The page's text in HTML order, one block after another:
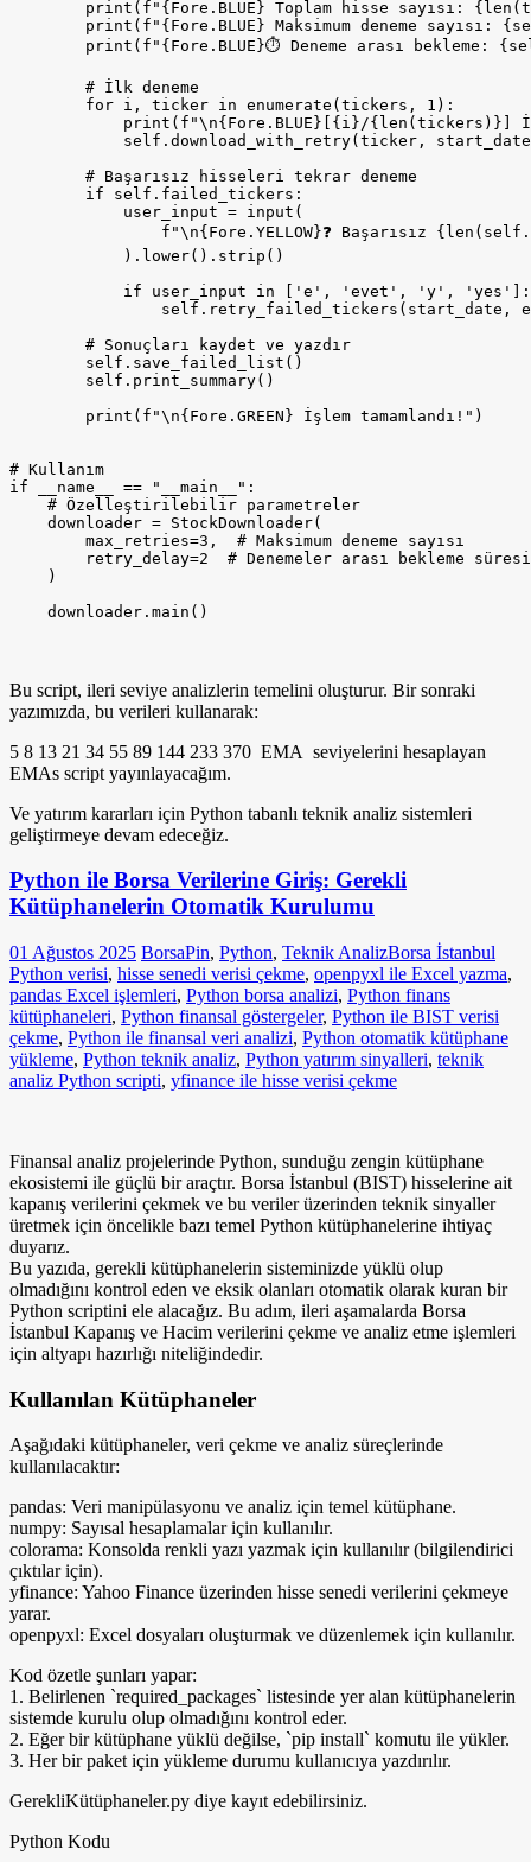
Bu script, ileri seviye analizlerin temelini oluşturur. Bir sonraki
yazımızda, bu verileri kullanarak:
5 8 13 21 34 55 89 144 233 370 EMA seviyelerini hesaplayan
EMAs script yayınlayacağım.
Ve yatırım kararları için Python tabanlı teknik analiz sistemleri
geliştirmeye devam edeceğiz.
Python ile Borsa Verilerine Giriş: Gerekli
Kütüphanelerin Otomatik Kurulumu
01 Ağustos 2025 BorsaPin, Python, Teknik AnalizBorsa İstanbul
Python verisi, hisse senedi verisi çekme, openpyxl ile Excel yazma,
pandas Excel işlemleri, Python borsa analizi, Python finans
kütüphaneleri, Python finansal göstergeler, Python ile BIST verisi
çekme, Python ile finansal veri analizi, Python otomatik kütüphane
yükleme, Python teknik analiz, Python yatırım sinyalleri, teknik
analiz Python scripti, yfinance ile hisse verisi çekme
Finansal analiz projelerinde Python, sunduğu zengin kütüphane
ekosistemi ile güçlü bir araçtır. Borsa İstanbul (BIST) hisselerine ait
kapanış verilerini çekmek ve bu veriler üzerinden teknik sinyaller
üretmek için öncelikle bazı temel Python kütüphanelerine ihtiyaç
duyarız.
Bu yazıda, gerekli kütüphanelerin sisteminizde yüklü olup
olmadığını kontrol eden ve eksik olanları otomatik olarak kuran bir
Python scriptini ele alacağız. Bu adım, ileri aşamalarda Borsa
İstanbul Kapanış ve Hacim verilerini çekme ve analiz etme işlemleri
için altyapı hazırlığı niteliğindedir.
Kullanılan Kütüphaneler
Aşağıdaki kütüphaneler, veri çekme ve analiz süreçlerinde
kullanılacaktır:
pandas: Veri manipülasyonu ve analiz için temel kütüphane.
numpy: Sayısal hesaplamalar için kullanılır.
colorama: Konsolda renkli yazı yazmak için kullanılır (bilgilendirici
çıktılar için).
yfinance: Yahoo Finance üzerinden hisse senedi verilerini çekmeye
yarar.
openpyxl: Excel dosyaları oluşturmak ve düzenlemek için kullanılır.
Kod özetle şunları yapar:
1. Belirlenen `required_packages` listesinde yer alan kütüphanelerin
sistemde kurulu olup olmadığını kontrol eder.
2. Eğer bir kütüphane yüklü değilse, `pip install` komutu ile yükler.
3. Her bir paket için yükleme durumu kullanıcıya yazdırılır.
GerekliKütüphaneler.py diye kayıt edebilirsiniz.
Python Kodu